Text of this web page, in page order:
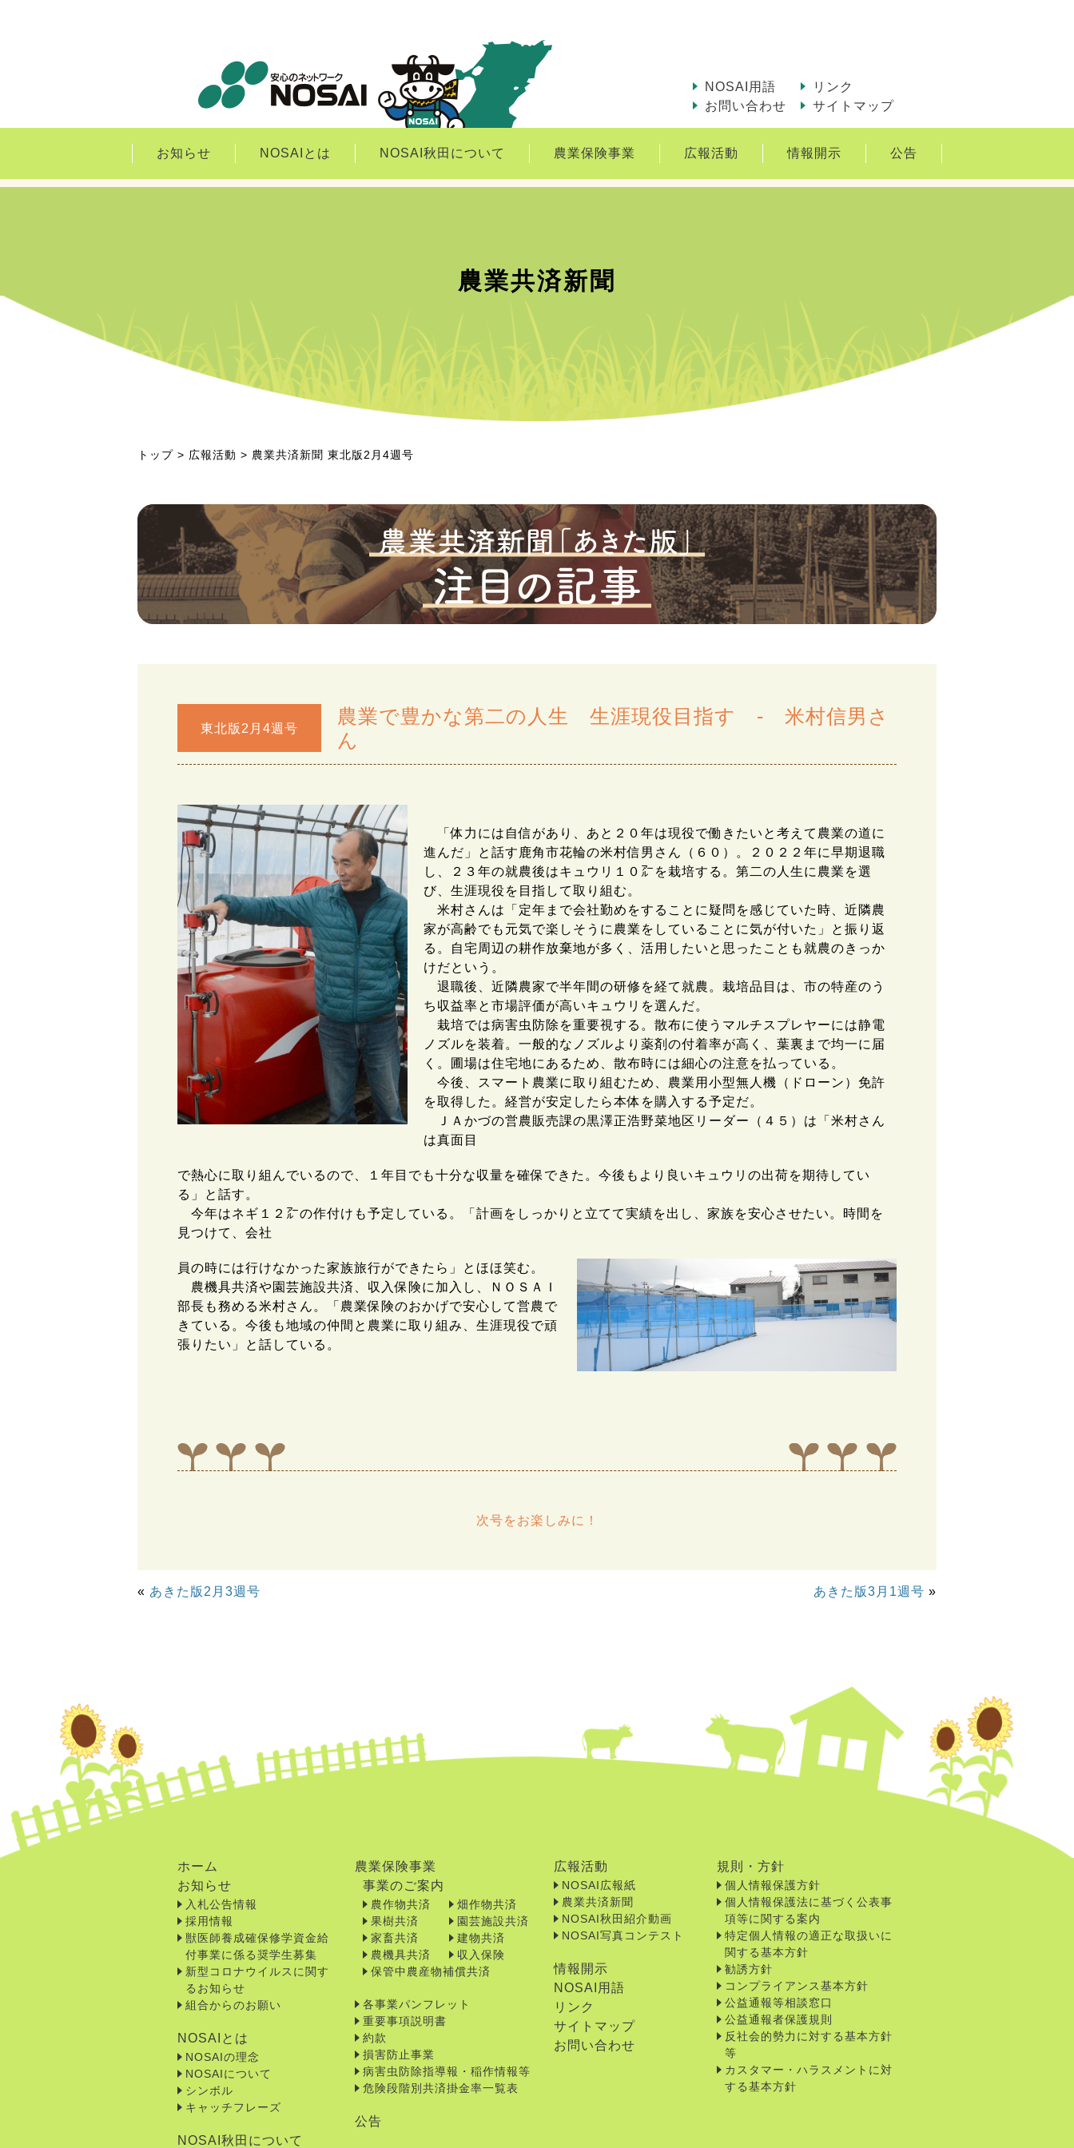
NOSAI用語
リンク
お問い合わせ
サイトマップ
お知らせ NOSAIとは NOSAI秋田について 農業保険事業 広報活動 情報開示 公告
農業共済新聞
トップ > 広報活動 > 農業共済新聞 東北版2月4週号
東北版2月4週号
農業で豊かな第二の人生 生涯現役目指す - 米村信男さ
ん
「体力には自信があり、あと２０年は現役で働きたいと考えて農業の道に
進んだ」と話す鹿角市花輪の米村信男さん（６０）。２０２２年に早期退職
し、２３年の就農後はキュウリ１０㌃を栽培する。第二の人生に農業を選
び、生涯現役を目指して取り組む。
米村さんは「定年まで会社勤めをすることに疑問を感じていた時、近隣農
家が高齢でも元気で楽しそうに農業をしていることに気が付いた」と振り返
る。自宅周辺の耕作放棄地が多く、活用したいと思ったことも就農のきっか
けだという。
退職後、近隣農家で半年間の研修を経て就農。栽培品目は、市の特産のう
ち収益率と市場評価が高いキュウリを選んだ。
栽培では病害虫防除を重要視する。散布に使うマルチスプレヤーには静電
ノズルを装着。一般的なノズルより薬剤の付着率が高く、葉裏まで均一に届
く。圃場は住宅地にあるため、散布時には細心の注意を払っている。
今後、スマート農業に取り組むため、農業用小型無人機（ドローン）免許
を取得した。経営が安定したら本体を購入する予定だ。
ＪＡかづの営農販売課の黒澤正浩野菜地区リーダー（４５）は「米村さん
は真面目
で熱心に取り組んでいるので、１年目でも十分な収量を確保できた。今後もより良いキュウリの出荷を期待してい
る」と話す。
今年はネギ１２㌃の作付けも予定している。「計画をしっかりと立てて実績を出し、家族を安心させたい。時間を
見つけて、会社
員の時には行けなかった家族旅行ができたら」とほほ笑む。
農機具共済や園芸施設共済、収入保険に加入し、ＮＯＳＡＩ
部長も務める米村さん。「農業保険のおかげで安心して営農で
きている。今後も地域の仲間と農業に取り組み、生涯現役で頑
張りたい」と話している。
次号をお楽しみに！
« あきた版2月3週号 あきた版3月1週号 »
ホーム
お知らせ
入札公告情報
採用情報
獣医師養成確保修学資金給
付事業に係る奨学生募集
新型コロナウイルスに関す
るお知らせ
組合からのお願い
NOSAIとは
NOSAIの理念
NOSAIについて
シンボル
キャッチフレーズ
NOSAI秋田について
農業保険事業
事業のご案内
農作物共済
畑作物共済
果樹共済
園芸施設共済
家畜共済
建物共済
農機具共済
収入保険
保管中農産物補償共済
各事業パンフレット
重要事項説明書
約款
損害防止事業
病害虫防除指導報・稲作情報等
危険段階別共済掛金率一覧表
公告
広報活動
NOSAI広報紙
農業共済新聞
NOSAI秋田紹介動画
NOSAI写真コンテスト
情報開示
NOSAI用語
リンク
サイトマップ
お問い合わせ
規則・方針
個人情報保護方針
個人情報保護法に基づく公表事
項等に関する案内
特定個人情報の適正な取扱いに
関する基本方針
勧誘方針
コンプライアンス基本方針
公益通報等相談窓口
公益通報者保護規則
反社会的勢力に対する基本方針
等
カスタマー・ハラスメントに対
する基本方針